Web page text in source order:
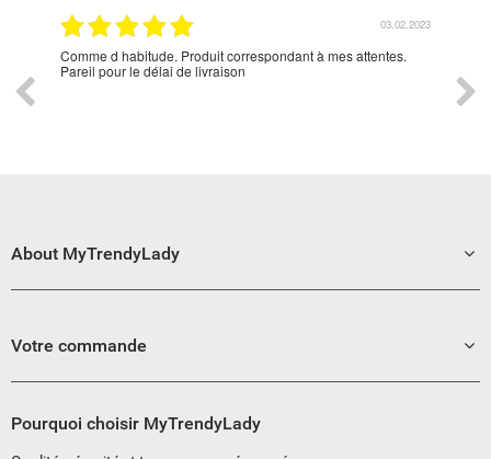
03.02.2023
Comme d habitude. Produit correspondant à mes attentes.
Pareil pour le délai de livraison
About MyTrendyLady
Votre commande
Pourquoi choisir MyTrendyLady